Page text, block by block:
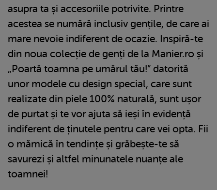
asupra ta și accesoriile potrivite. Printre
acestea se numără inclusiv gențile, de care ai
mare nevoie indiferent de ocazie. Inspiră-te
din noua colecție de genți de la Manier.ro și
„Poartă toamna pe umărul tău!” datorită
unor modele cu design special, care sunt
realizate din piele 100% naturală, sunt ușor
de purtat și te vor ajuta să ieși în evidență
indiferent de ținutele pentru care vei opta. Fii
o mămică în tendințe și grăbește-te să
savurezi și altfel minunatele nuanțe ale
toamnei!